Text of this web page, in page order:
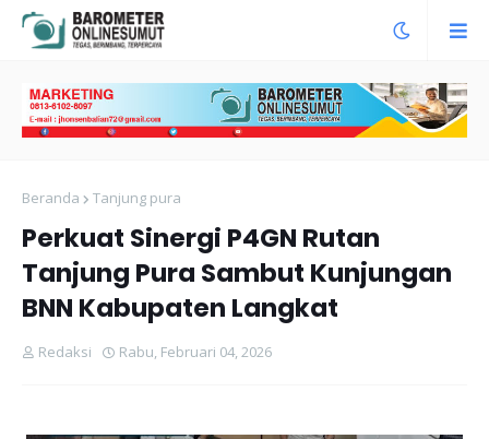
Beranda Tanjung pura
Perkuat Sinergi P4GN Rutan
Tanjung Pura Sambut Kunjungan
BNN Kabupaten Langkat
Redaksi Rabu, Februari 04, 2026